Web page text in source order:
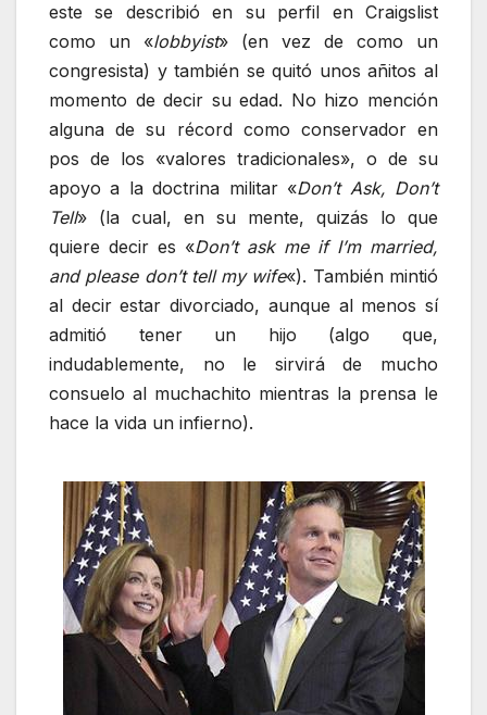
este se describió en su perfil en Craigslist
como un «lobbyist» (en vez de como un
congresista) y también se quitó unos añitos al
momento de decir su edad. No hizo mención
alguna de su récord como conservador en
pos de los «valores tradicionales», o de su
apoyo a la doctrina militar «Don’t Ask, Don’t
Tell» (la cual, en su mente, quizás lo que
quiere decir es «Don’t ask me if I’m married,
and please don’t tell my wife«). También mintió
al decir estar divorciado, aunque al menos sí
admitió tener un hijo (algo que,
indudablemente, no le sirvirá de mucho
consuelo al muchachito mientras la prensa le
hace la vida un infierno).